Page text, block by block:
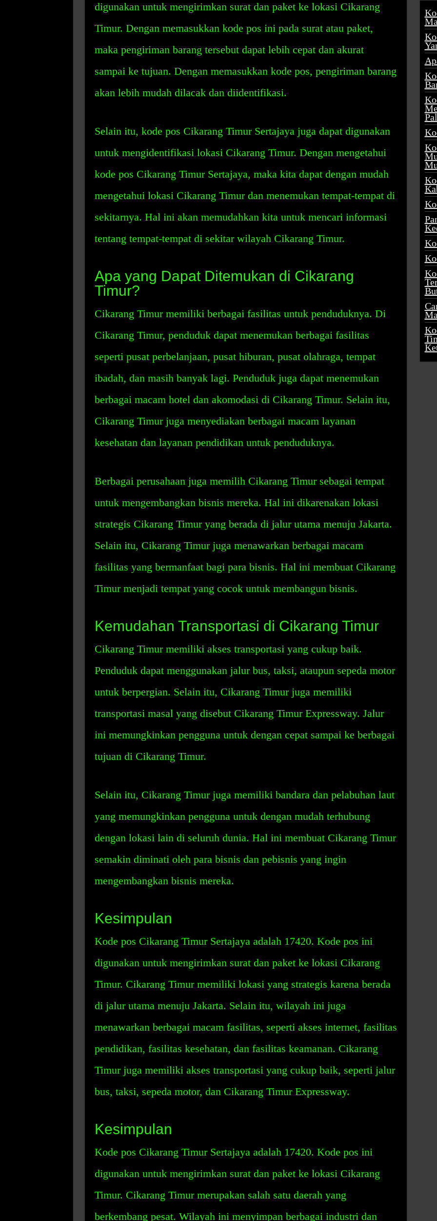
digunakan untuk mengirimkan surat dan paket ke lokasi Cikarang
Timur. Dengan memasukkan kode pos ini pada surat atau paket,
maka pengiriman barang tersebut dapat lebih cepat dan akurat
sampai ke tujuan. Dengan memasukkan kode pos, pengiriman barang
akan lebih mudah dilacak dan diidentifikasi.
Selain itu, kode pos Cikarang Timur Sertajaya juga dapat digunakan
untuk mengidentifikasi lokasi Cikarang Timur. Dengan mengetahui
kode pos Cikarang Timur Sertajaya, maka kita dapat dengan mudah
mengetahui lokasi Cikarang Timur dan menemukan tempat-tempat di
sekitarnya. Hal ini akan memudahkan kita untuk mencari informasi
tentang tempat-tempat di sekitar wilayah Cikarang Timur.
Apa yang Dapat Ditemukan di Cikarang
Timur?
Cikarang Timur memiliki berbagai fasilitas untuk penduduknya. Di
Cikarang Timur, penduduk dapat menemukan berbagai fasilitas
seperti pusat perbelanjaan, pusat hiburan, pusat olahraga, tempat
ibadah, dan masih banyak lagi. Penduduk juga dapat menemukan
berbagai macam hotel dan akomodasi di Cikarang Timur. Selain itu,
Cikarang Timur juga menyediakan berbagai macam layanan
kesehatan dan layanan pendidikan untuk penduduknya.
Berbagai perusahaan juga memilih Cikarang Timur sebagai tempat
untuk mengembangkan bisnis mereka. Hal ini dikarenakan lokasi
strategis Cikarang Timur yang berada di jalur utama menuju Jakarta.
Selain itu, Cikarang Timur juga menawarkan berbagai macam
fasilitas yang bermanfaat bagi para bisnis. Hal ini membuat Cikarang
Timur menjadi tempat yang cocok untuk membangun bisnis.
Kemudahan Transportasi di Cikarang Timur
Cikarang Timur memiliki akses transportasi yang cukup baik.
Penduduk dapat menggunakan jalur bus, taksi, ataupun sepeda motor
untuk berpergian. Selain itu, Cikarang Timur juga memiliki
transportasi masal yang disebut Cikarang Timur Expressway. Jalur
ini memungkinkan pengguna untuk dengan cepat sampai ke berbagai
tujuan di Cikarang Timur.
Selain itu, Cikarang Timur juga memiliki bandara dan pelabuhan laut
yang memungkinkan pengguna untuk dengan mudah terhubung
dengan lokasi lain di seluruh dunia. Hal ini membuat Cikarang Timur
semakin diminati oleh para bisnis dan pebisnis yang ingin
mengembangkan bisnis mereka.
Kesimpulan
Kode pos Cikarang Timur Sertajaya adalah 17420. Kode pos ini
digunakan untuk mengirimkan surat dan paket ke lokasi Cikarang
Timur. Cikarang Timur memiliki lokasi yang strategis karena berada
di jalur utama menuju Jakarta. Selain itu, wilayah ini juga
menawarkan berbagai macam fasilitas, seperti akses internet, fasilitas
pendidikan, fasilitas kesehatan, dan fasilitas keamanan. Cikarang
Timur juga memiliki akses transportasi yang cukup baik, seperti jalur
bus, taksi, sepeda motor, dan Cikarang Timur Expressway.
Kesimpulan
Kode pos Cikarang Timur Sertajaya adalah 17420. Kode pos ini
digunakan untuk mengirimkan surat dan paket ke lokasi Cikarang
Timur. Cikarang Timur merupakan salah satu daerah yang
berkembang pesat. Wilayah ini menyimpan berbagai industri dan